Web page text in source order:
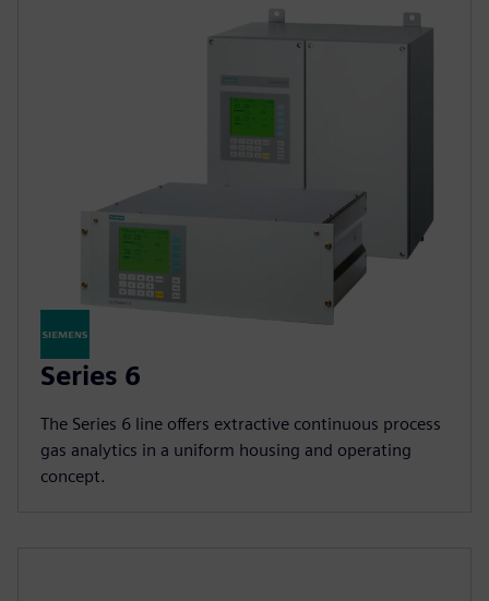
Series 6
The Series 6 line offers extractive continuous process
gas analytics in a uniform housing and operating
concept.